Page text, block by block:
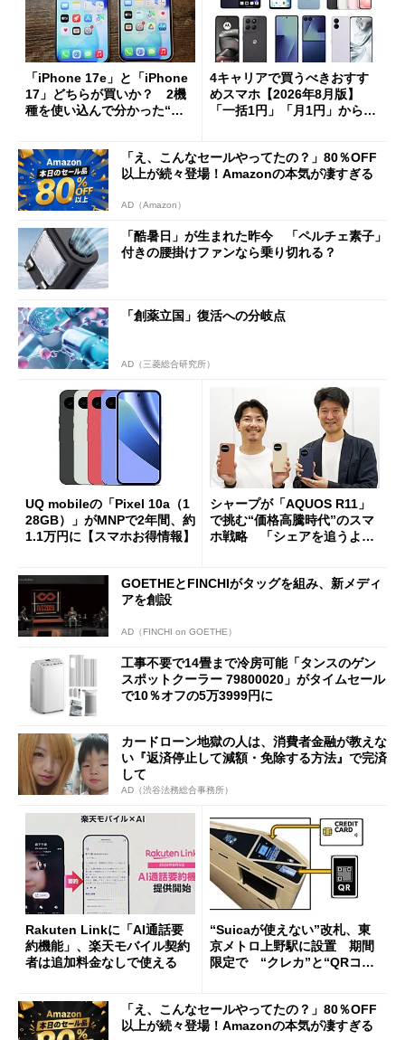
「iPhone 17e」と「iPhone
17」どちらが買いか？ 2機
種を使い込んで分かった“ス
4キャリアで買うべきおすす
めスマホ【2026年8月版】
「一括1円」「月1円」からお
「え、こんなセールやってたの？」80％OFF
以上が続々登場！Amazonの本気が凄すぎる
AD（Amazon）
「酷暑日」が生まれた昨今 「ペルチェ素子」
付きの腰掛けファンなら乗り切れる？
「創薬立国」復活への分岐点
AD（三菱総合研究所）
UQ mobileの「Pixel 10a（1
28GB）」がMNPで2年間、約
1.1万円に【スマホお得情報】
シャープが「AQUOS R11」
で挑む“価格高騰時代”のスマ
ホ戦略 「シェアを追うより
GOETHEとFINCHIがタッグを組み、新メディ
アを創設
AD（FINCHI on GOETHE）
工事不要で14畳まで冷房可能「タンスのゲン
スポットクーラー 79800020」がタイムセール
で10％オフの5万3999円に
カードローン地獄の人は、消費者金融が教えな
い『返済停止して減額・免除する方法』で完済
して
AD（渋谷法務総合事務所）
Rakuten Linkに「AI通話要
約機能」、楽天モバイル契約
者は追加料金なしで使える
“Suicaが使えない”改札、東
京メトロ上野駅に設置 期間
限定で “クレカ”と“QRコー
「え、こんなセールやってたの？」80％OFF
以上が続々登場！Amazonの本気が凄すぎる